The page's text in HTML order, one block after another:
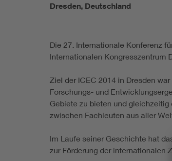
Dresden, Deutschland
Die 27. Internationale Konferenz
Internationalen Kongresszentrum
Ziel der ICEC 2014 in Dresden
Forschungs- und
Gebiete zu bieten und
zwischen Fachleuten aus aller
Im Laufe seiner Geschichte hat
zur Förderung der internationalen